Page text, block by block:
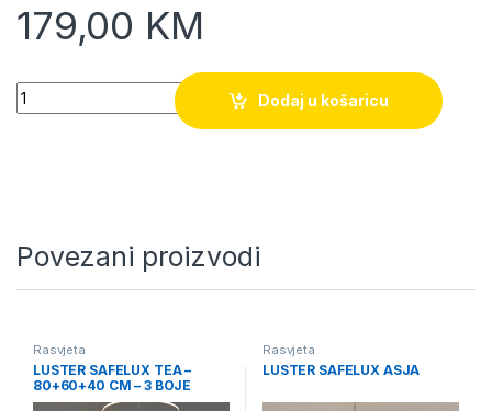
179,00 KM
Quantity
Dodaj u košaricu
Povezani proizvodi
Rasvjeta
LUSTER SAFELUX TEA –
80+60+40 CM – 3 BOJE
OSVJETLJENJA
Rasvjeta
LUSTER SAFELUX ASJA